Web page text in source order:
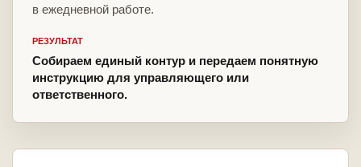
в ежедневной работе.
РЕЗУЛЬТАТ
Собираем единый контур и передаем понятную
инструкцию для управляющего или
ответственного.